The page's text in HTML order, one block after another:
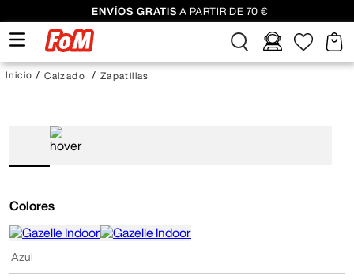
ENVÍOS GRATIS A PARTIR DE 70 €
Calzado Zapatillas
Colores
Azul